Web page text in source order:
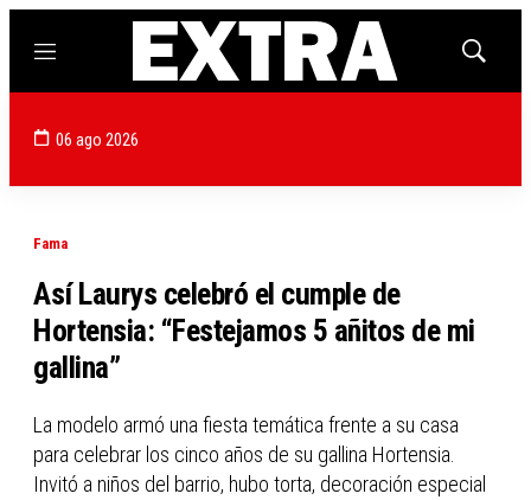
Menú
Mostrar
06 ago 2026
Fama
Así Laurys celebró el cumple de
Hortensia: “Festejamos 5 añitos de mi
gallina”
La modelo armó una fiesta temática frente a su casa
para celebrar los cinco años de su gallina Hortensia.
Invitó a niños del barrio, hubo torta, decoración especial